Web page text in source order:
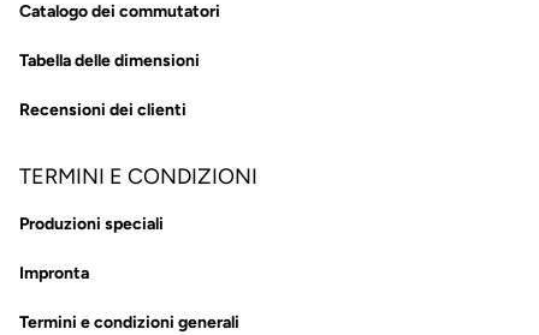
Catalogo dei commutatori
Tabella delle dimensioni
Recensioni dei clienti
TERMINI E CONDIZIONI
Produzioni speciali
Impronta
Termini e condizioni generali